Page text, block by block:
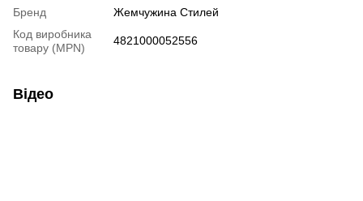
Бренд
Жемчужина Стилей
Код виробника
товару (MPN)
4821000052556
Відео